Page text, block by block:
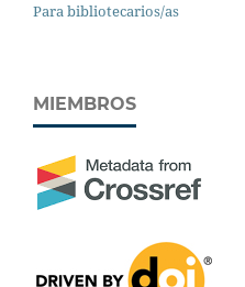
Para bibliotecarios/as
MIEMBROS